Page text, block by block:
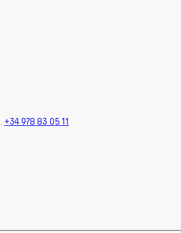
+34 978 83 05 11